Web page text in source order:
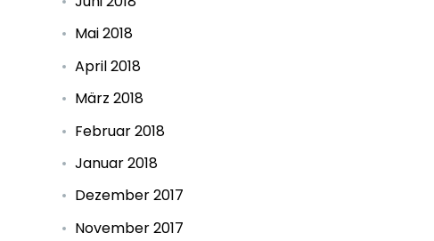
Mai 2018
April 2018
März 2018
Februar 2018
Januar 2018
Dezember 2017
November 2017